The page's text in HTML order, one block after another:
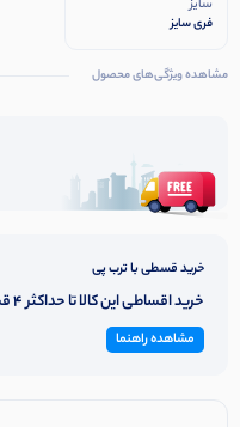
فری سایز
مشاهده ویژگی‌های محصول
خرید قسطی با ترب پی
خرید اقساطی این کالا تا حداکثر 4 قسط
مشاهده راهنما